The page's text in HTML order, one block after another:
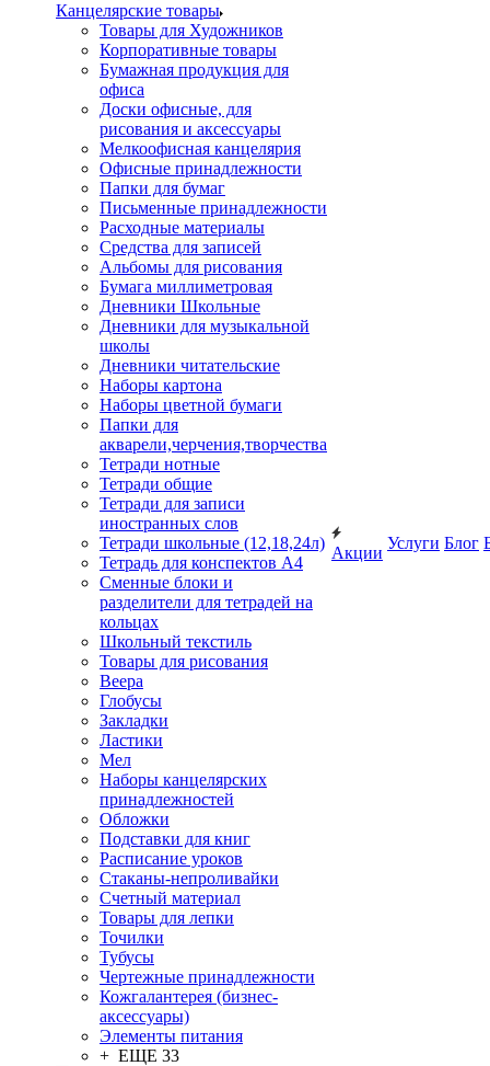
Канцелярские товары
Товары для Художников
Корпоративные товары
Бумажная продукция для
офиса
Доски офисные, для
рисования и аксессуары
Мелкоофисная канцелярия
Офисные принадлежности
Папки для бумаг
Письменные принадлежности
Расходные материалы
Средства для записей
Альбомы для рисования
Бумага миллиметровая
Дневники Школьные
Дневники для музыкальной
школы
Дневники читательские
Наборы картона
Наборы цветной бумаги
Папки для
акварели,черчения,творчества
Тетради нотные
Тетради общие
Тетради для записи
иностранных слов
Тетради школьные (12,18,24л)
Тетрадь для конспектов А4
Сменные блоки и
разделители для тетрадей на
кольцах
Школьный текстиль
Товары для рисования
Веера
Глобусы
Закладки
Ластики
Мел
Наборы канцелярских
принадлежностей
Обложки
Подставки для книг
Расписание уроков
Стаканы-непроливайки
Счетный материал
Товары для лепки
Точилки
Тубусы
Чертежные принадлежности
Кожгалантерея (бизнес-
аксессуары)
Элементы питания
+ ЕЩЕ 33
Акции
Услуги Блог